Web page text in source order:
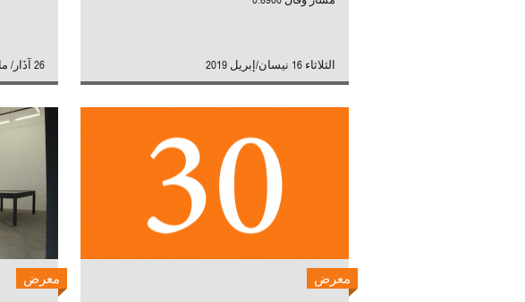
الثلاثاء 16 نيسان/إبريل 2019 26 آذَار/ مارس- 21 أيلول/ سبتمبر 2019
معرض معرض